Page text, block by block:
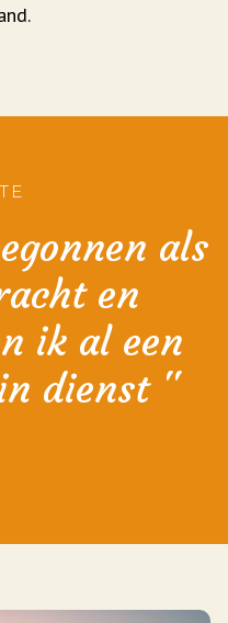
als
en
ik al een
dienst ''